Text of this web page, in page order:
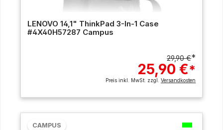
LENOVO 14,1" ThinkPad 3-In-1 Case
#4X40H57287 Campus
29,90 €*
25,90 €*
Preis inkl. MwSt. zzgl.Versandkosten
CAMPUS